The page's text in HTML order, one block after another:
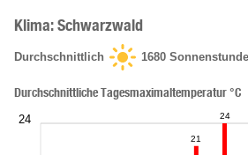
Klima: Schwarzwald
Durchschnittlich 1680
24
Durchschnittliche Tagesmaximaltemperatur °C
21
24